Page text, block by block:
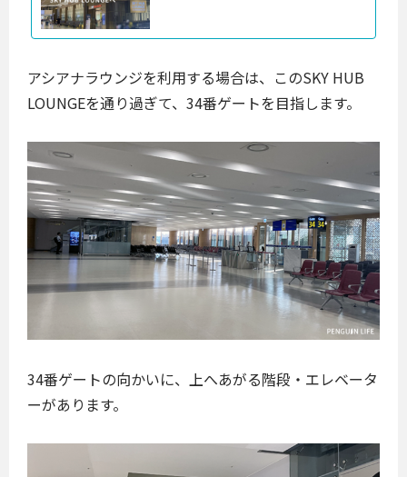
アシアナラウンジを利用する場合は、このSKY HUB
LOUNGEを通り過ぎて、34番ゲートを目指します。
34番ゲートの向かいに、上へあがる階段・エレベータ
ーがあります。